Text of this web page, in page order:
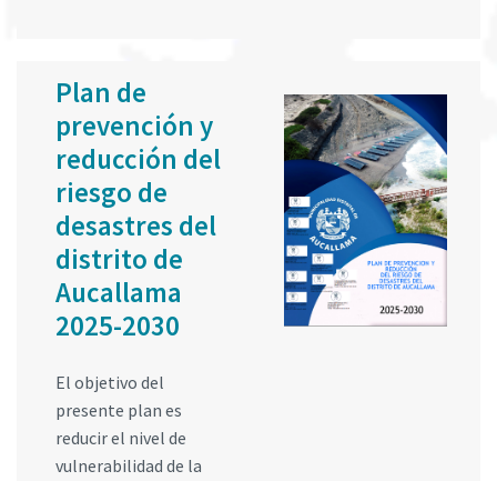
Plan de
prevención y
reducción del
riesgo de
desastres del
distrito de
Aucallama
2025-2030
El objetivo del
presente plan es
reducir el nivel de
vulnerabilidad de la